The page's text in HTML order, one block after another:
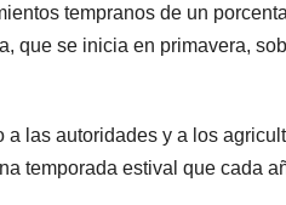
tempranos de un
que se inicia en primavera,
las autoridades y a los
temporada estival que cada